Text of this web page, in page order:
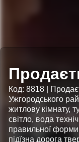
Код: 8818 |
Ужгородського
житлову кімнату,
світло, вода
правильної
підїзна дорога